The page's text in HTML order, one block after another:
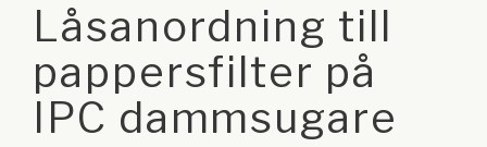
Låsanordning till
pappersfilter på
IPC dammsugare